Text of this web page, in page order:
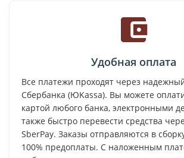
Удобная оплата
Все платежи проходят через
Сбербанка (ЮKassa). Вы можете
картой любого банка, электронными
также быстро перевести средства
SberPay. Заказы отправляются в
100% предоплаты. С наложенным